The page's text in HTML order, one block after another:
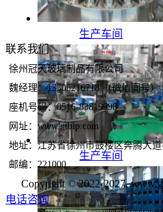
生产车间
生产车间
联系我们
徐州冠天玻璃制品有限公司
魏经理：13305216718 （微信同号）
座机号码：0516-83819998
网址：www.gtblp.com
地址：江苏省徐州市鼓楼区奔腾大
邮编：221000
Copyright © 2022-2027,
电话咨询